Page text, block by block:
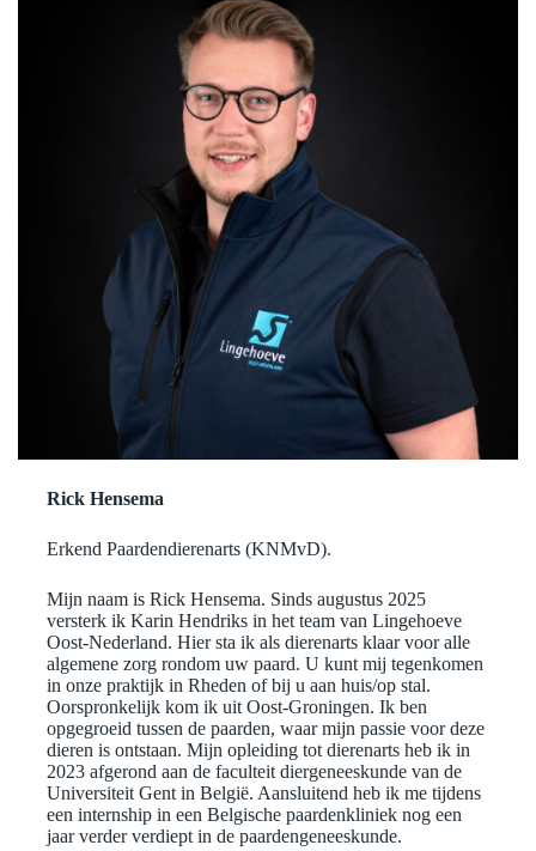
Rick Hensema
Erkend Paardendierenarts (KNMvD).
Mijn naam is Rick Hensema. Sinds augustus 2025
versterk ik Karin Hendriks in het team van Lingehoeve
Oost-Nederland. Hier sta ik als dierenarts klaar voor alle
algemene zorg rondom uw paard. U kunt mij tegenkomen
in onze praktijk in Rheden of bij u aan huis/op stal.
Oorspronkelijk kom ik uit Oost-Groningen. Ik ben
opgegroeid tussen de paarden, waar mijn passie voor deze
dieren is ontstaan. Mijn opleiding tot dierenarts heb ik in
2023 afgerond aan de faculteit diergeneeskunde van de
Universiteit Gent in België. Aansluitend heb ik me tijdens
een internship in een Belgische paardenkliniek nog een
jaar verder verdiept in de paardengeneeskunde.